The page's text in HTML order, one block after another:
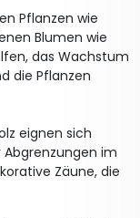
Pflanzen wie
Blumen wie
das Wachstum
die Pflanzen
eignen sich
im
Zäune, die